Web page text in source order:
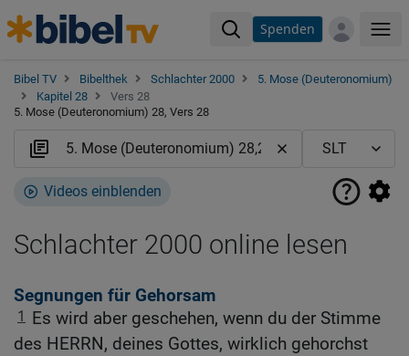
Spenden
Bibel TV Bibelthek Schlachter 2000
5. Mose (Deuteronomium)
Kapitel 28
Vers 28
5. Mose (Deuteronomium) 28, Vers 28
Videos einblenden
Schlachter 2000 online lesen
Segnungen für Gehorsam
1
Es wird aber geschehen, wenn du der Stimme
des HERRN, deines Gottes, wirklich gehorchst